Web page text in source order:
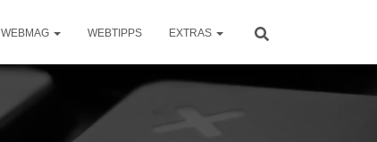
WEBMAG WEBTIPPS EXTRAS